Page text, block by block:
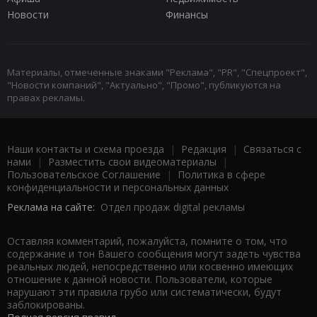
Новости
Финансы
Материалы, отмеченные знаками "Реклама", "PR", "Спецпроект",
"Новости компаний", "Актуально", "Промо", публикуются на
правах рекламы.
Наши контакты и схема проезда | Редакция | Связаться с
нами | Разместить свои видеоматериалы |
Пользовательское Соглашение |
Политика в сфере
конфиденциальности и персональных данных
Реклама на сайте: Отдел продаж digital рекламы
Оставляя комментарий, пожалуйста, помните о том, что
содержание и тон Вашего сообщения могут задеть чувства
реальных людей, непосредственно или косвенно имеющих
отношение к данной новости. Пользователи, которые
нарушают эти правила грубо или систематически, будут
заблокированы.